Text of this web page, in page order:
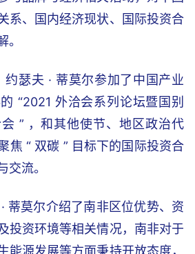
系、国内经济现状、国际投资合
约瑟夫 · 蒂莫尔参加了中国产业
“2021 外洽会系列论坛暨国别
” ，和其他使节、地区政治代
焦 “ 双碳 ” 目标下的国际投资合
交流。
蒂莫尔介绍了南非区位优势、资
投资环境等相关情况，南非对于
能源发展等方面秉持开放态度，